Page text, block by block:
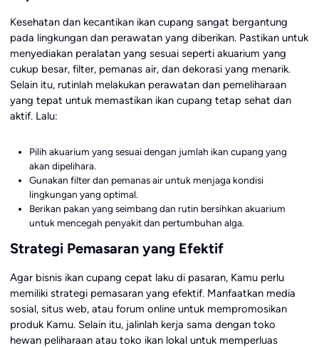
Kesehatan dan kecantikan ikan cupang sangat bergantung
pada lingkungan dan perawatan yang diberikan. Pastikan untuk
menyediakan peralatan yang sesuai seperti akuarium yang
cukup besar, filter, pemanas air, dan dekorasi yang menarik.
Selain itu, rutinlah melakukan perawatan dan pemeliharaan
yang tepat untuk memastikan ikan cupang tetap sehat dan
aktif. Lalu:
Pilih akuarium yang sesuai dengan jumlah ikan cupang yang
akan dipelihara.
Gunakan filter dan pemanas air untuk menjaga kondisi
lingkungan yang optimal.
Berikan pakan yang seimbang dan rutin bersihkan akuarium
untuk mencegah penyakit dan pertumbuhan alga.
Strategi Pemasaran yang Efektif
Agar bisnis ikan cupang cepat laku di pasaran, Kamu perlu
memiliki strategi pemasaran yang efektif. Manfaatkan media
sosial, situs web, atau forum online untuk mempromosikan
produk Kamu. Selain itu, jalinlah kerja sama dengan toko
hewan peliharaan atau toko ikan lokal untuk memperluas